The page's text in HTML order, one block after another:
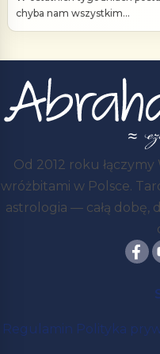
chyba nam wszystkim...
Od 2012 roku
wróżbitami w Polsce.
astrologia — całą dobę,
Regulamin Polityka